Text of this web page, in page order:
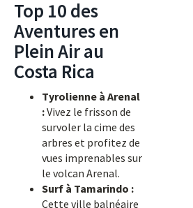
Top 10 des
Aventures en
Plein Air au
Costa Rica
Tyrolienne à Arenal
:Vivez le frisson de
survoler la cime des
arbres et profitez de
vues imprenables sur
le volcan Arenal.
Surf à Tamarindo :
Cette ville balnéaire